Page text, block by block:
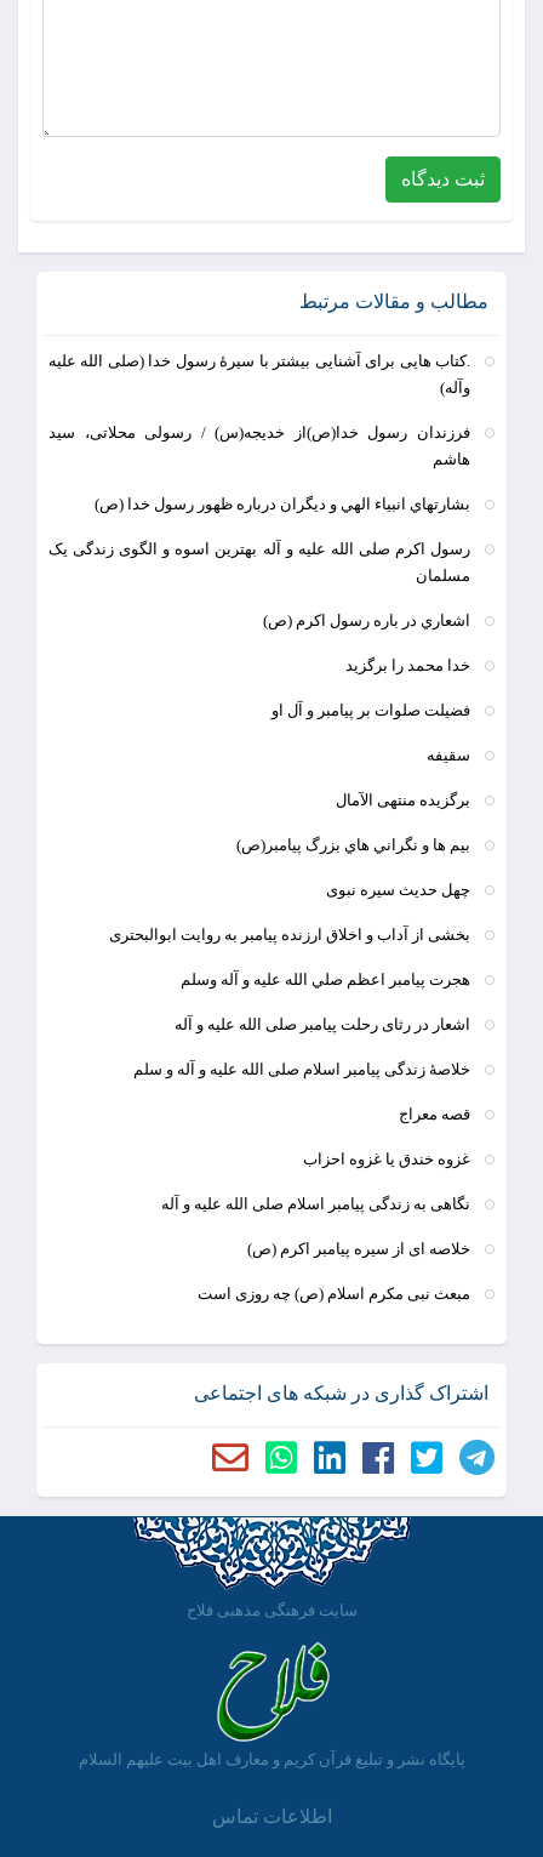
ثبت دیدگاه
مطالب و مقالات مرتبط
.کتاب هایی برای آشنایی بیشتر با سیرۀ رسول خدا (صلی الله علیه
وآله)
فرزندان رسول خدا(ص)از خدیجه(س) / رسولی محلاتی، سید
هاشم
بشارتهاي انبياء الهي و ديگران درباره ظهور رسول خدا (ص)
رسول اکرم صلی الله علیه و آله بهترین اسوه و الگوی زندگی یک
مسلمان
اشعاري در باره رسول اكرم (ص)
خدا محمد را برگزید
فضیلت صلوات بر پیامبر و آل او
سقیفه
برگزیده منتهی الآمال
بيم ها و نگراني هاي بزرگ پيامبر(ص)
چهل حدیث سیره نبوی
بخشی از آداب و اخلاق ارزنده پیامبر به روایت ابوالبحتری
هجرت پيامبر اعظم صلي الله عليه و آله وسلم
اشعار در رثای رحلت پیامبر صلی الله علیه و آله
خلاصۀ زندگی پیامبر اسلام صلی الله علیه و آله و سلم
قصه معراج
غزوه خندق یا غزوه احزاب
نگاهی به زندگی پیامبر اسلام صلی الله علیه و آله
خلاصه ای از سیره پیامبر اکرم (ص)
مبعث نبی مکرم اسلام (ص) چه روزی است
اشتراک گذاری در شبکه های اجتماعی
سایت فرهنگی مذهبی فلاح
پایگاه نشر و تبلیغ قرآن کریم و معارف اهل بیت علیهم السلام
اطلاعات تماس